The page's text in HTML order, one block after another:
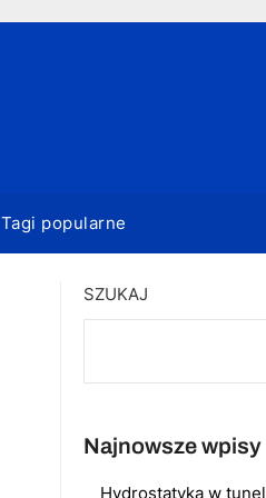
Tagi popularne
SZUKAJ
Najnowsze wpisy
Hydrostatyka w